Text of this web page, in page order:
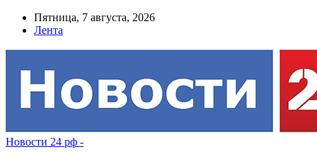
Пятница, 7 августа, 2026
Лента
Новости 24 рф -